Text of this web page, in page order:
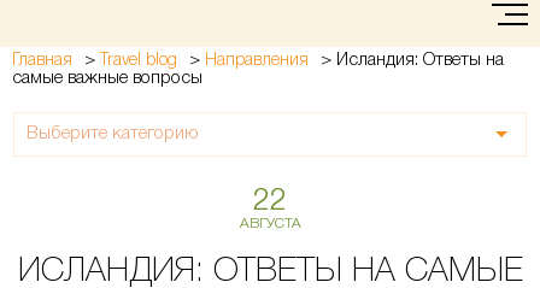
Главная > Travel blog > Направления > Исландия: Ответы на
самые важные вопросы
Выберите категорию
22
АВГУСТА
ИСЛАНДИЯ: ОТВЕТЫ НА САМЫЕ